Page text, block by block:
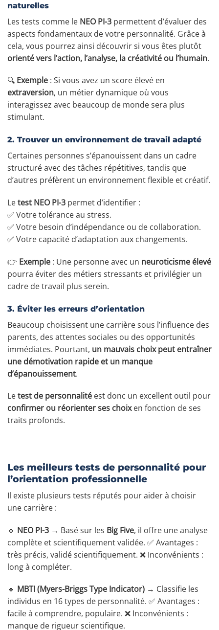
naturelles
Les tests comme le NEO PI-3 permettent d’évaluer des
aspects fondamentaux de votre personnalité. Grâce à
cela, vous pourrez ainsi découvrir si vous êtes plutôt
orienté vers l’action, l’analyse, la créativité ou l’humain.
🔍 Exemple : Si vous avez un score élevé en
extraversion, un métier dynamique où vous
interagissez avec beaucoup de monde sera plus
stimulant.
2. Trouver un environnement de travail adapté
Certaines personnes s’épanouissent dans un cadre
structuré avec des tâches répétitives, tandis que
d’autres préfèrent un environnement flexible et créatif.
Letest NEO PI-3 permet d’identifier :
✅ Votre tolérance au stress.
✅ Votre besoin d’indépendance ou de collaboration.
✅ Votre capacité d’adaptation aux changements.
👉 Exemple : Une personne avec un neuroticisme élevé
pourra éviter des métiers stressants et privilégier un
cadre de travail plus serein.
3. Éviter les erreurs d’orientation
Beaucoup choisissent une carrière sous l’influence des
parents, des attentes sociales ou des opportunités
immédiates. Pourtant, un mauvais choix peut entraîner
une démotivation rapide et un manque
d’épanouissement.
Letest de personnalité est donc un excellent outil pour
confirmer ou réorienter ses choixen fonction de ses
traits profonds.
Les meilleurs tests de personnalité pour
l’orientation professionnelle
Il existe plusieurs tests réputés pour aider à choisir
une carrière :
🔹 NEO PI-3 → Basé sur les Big Five, il offre une analyse
complète et scientifiquement validée. ✅ Avantages :
très précis, validé scientifiquement. ❌ Inconvénients :
long à compléter.
🔹 MBTI (Myers-Briggs Type Indicator) → Classifie les
individus en 16 types de personnalité. ✅ Avantages :
facile à comprendre, populaire. ❌ Inconvénients :
manque de rigueur scientifique.